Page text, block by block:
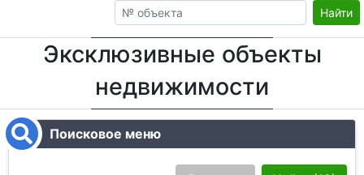
Найти
Эксклюзивные объекты
недвижимости
Поисковое меню